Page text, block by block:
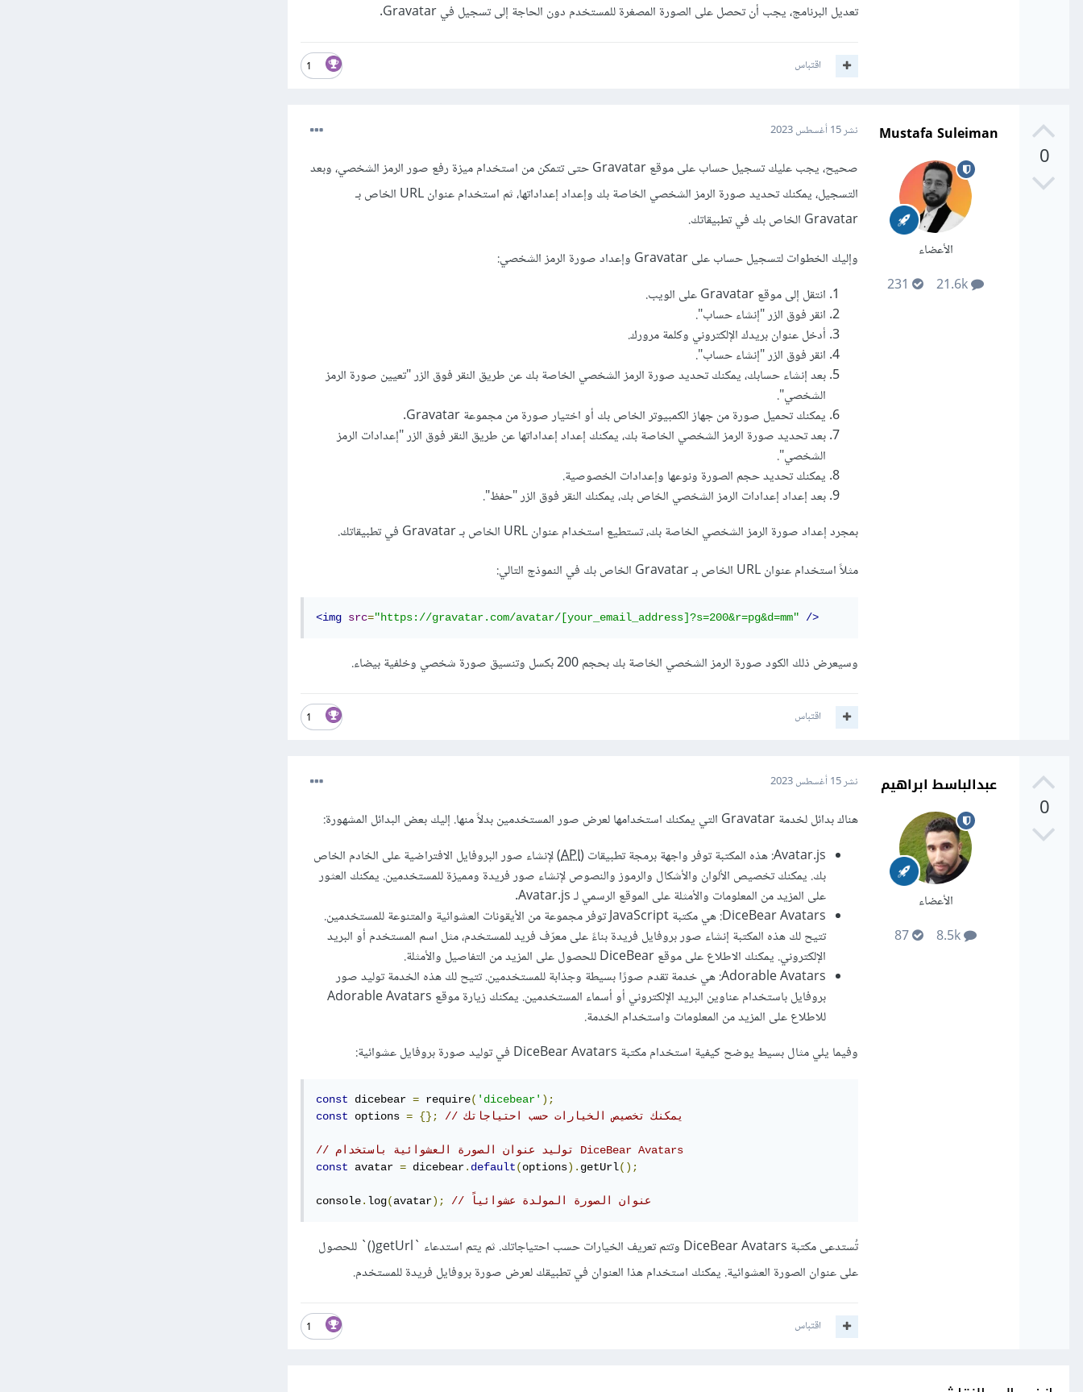
تعديل البرنامج، يجب أن تحصل على الصورة المصغرة للمستخدم دون الحاجة إلى تسجيل في Gravatar.
1 اقتباس
0
Mustafa Suleiman
الأعضاء
نشر15 أغسطس 2023
صحيح، يجب عليك تسجيل حساب على موقع Gravatar حتى تتمكن من استخدام ميزة رفع صور الرمز الشخصي، وبعد
التسجيل، يمكنك تحديد صورة الرمز الشخصي الخاصة بك وإعداد إعداداتها، ثم استخدام عنوان URL الخاص بـ
Gravatar الخاص بك في تطبيقاتك.
وإليك الخطوات لتسجيل حساب على Gravatar وإعداد صورة الرمز الشخصي:
انتقل إلى موقع Gravatar على الويب.
انقر فوق الزر "إنشاء حساب".
أدخل عنوان بريدك الإلكتروني وكلمة مرورك.
انقر فوق الزر "إنشاء حساب".
بعد إنشاء حسابك، يمكنك تحديد صورة الرمز الشخصي الخاصة بك عن طريق النقر فوق الزر "تعيين صورة الرمز
الشخصي".
يمكنك تحميل صورة من جهاز الكمبيوتر الخاص بك أو اختيار صورة من مجموعة Gravatar.
بعد تحديد صورة الرمز الشخصي الخاصة بك، يمكنك إعداد إعداداتها عن طريق النقر فوق الزر "إعدادات الرمز
الشخصي".
يمكنك تحديد حجم الصورة ونوعها وإعدادات الخصوصية.
بعد إعداد إعدادات الرمز الشخصي الخاص بك، يمكنك النقر فوق الزر "حفظ".
بمجرد إعداد صورة الرمز الشخصي الخاصة بك، تستطيع استخدام عنوان URL الخاص بـ Gravatar في تطبيقاتك.
مثلاً استخدام عنوان URL الخاص بـ Gravatar الخاص بك في النموذج التالي:
<img src="https://gravatar.com/avatar/[your_email_address]?s=200&r=pg&d=mm" />
وسيعرض ذلك الكود صورة الرمز الشخصي الخاصة بك بحجم 200 بكسل وتنسيق صورة شخصي وخلفية بيضاء.
1 اقتباس
0
عبدالباسط ابراهيم
الأعضاء
نشر15 أغسطس 2023
هناك بدائل لخدمة Gravatar التي يمكنك استخدامها لعرض صور المستخدمين بدلاً منها. إليك بعض البدائل المشهورة:
Avatar.js: هذه المكتبة توفر واجهة برمجة تطبيقات (
API) لإنشاء صور البروفايل الافتراضية على الخادم الخاص
بك. يمكنك تخصيص الألوان والأشكال والرموز والنصوص لإنشاء صور فريدة ومميزة للمستخدمين. يمكنك العثور
على المزيد من المعلومات والأمثلة على الموقع الرسمي لـ Avatar.js.
DiceBear Avatars: هي مكتبة JavaScript توفر مجموعة من الأيقونات العشوائية والمتنوعة للمستخدمين.
تتيح لك هذه المكتبة إنشاء صور بروفايل فريدة بناءً على معرّف فريد للمستخدم، مثل اسم المستخدم أو البريد
الإلكتروني. يمكنك الاطلاع على موقع DiceBear للحصول على المزيد من التفاصيل والأمثلة.
Adorable Avatars: هي خدمة تقدم صورًا بسيطة وجذابة للمستخدمين. تتيح لك هذه الخدمة توليد صور
بروفايل باستخدام عناوين البريد الإلكتروني أو أسماء المستخدمين. يمكنك زيارة موقع Adorable Avatars
للاطلاع على المزيد من المعلومات واستخدام الخدمة.
وفيما يلي مثال بسيط يوضح كيفية استخدام مكتبة DiceBear Avatars في توليد صورة بروفايل عشوائية:
const dicebear = require( 'dicebear' );
const options = {}; // يمكنك تخصيص الخيارات حسب احتياجاتك
// توليد عنوان الصورة العشوائية باستخدام DiceBear Avatars
const avatar = dicebear. default(options). getUrl();
console. log(avatar); // عنوان الصورة المولدة عشوائياً
تُستدعى مكتبة DiceBear Avatars وتتم تعريف الخيارات حسب احتياجاتك. ثم يتم استدعاء `getUrl()` للحصول
على عنوان الصورة العشوائية. يمكنك استخدام هذا العنوان في تطبيقك لعرض صورة بروفايل فريدة للمستخدم.
1 اقتباس